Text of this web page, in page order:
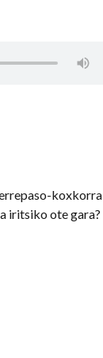
koxkorra
iritsiko ote gara?